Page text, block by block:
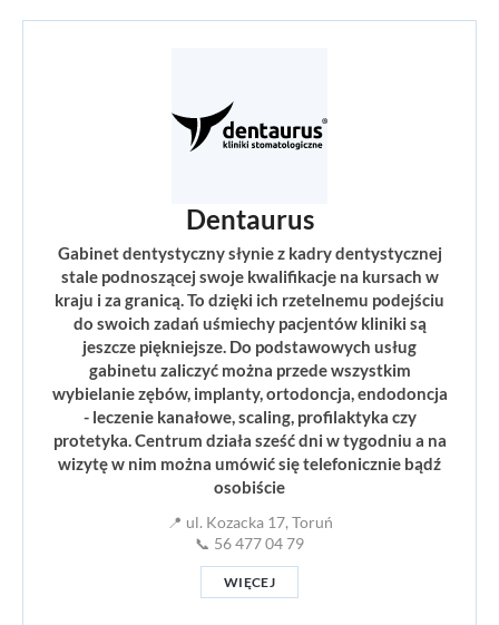
Dentaurus
Gabinet dentystyczny słynie z kadry dentystycznej
stale podnoszącej swoje kwalifikacje na kursach w
kraju i za granicą. To dzięki ich rzetelnemu podejściu
do swoich zadań uśmiechy pacjentów kliniki są
jeszcze piękniejsze. Do podstawowych usług
gabinetu zaliczyć można przede wszystkim
wybielanie zębów, implanty, ortodoncja, endodoncja
- leczenie kanałowe, scaling, profilaktyka czy
protetyka. Centrum działa sześć dni w tygodniu a na
wizytę w nim można umówić się telefonicznie bądź
osobiście
📍 ul. Kozacka 17, Toruń
📞 56 477 04 79
WIĘCEJ